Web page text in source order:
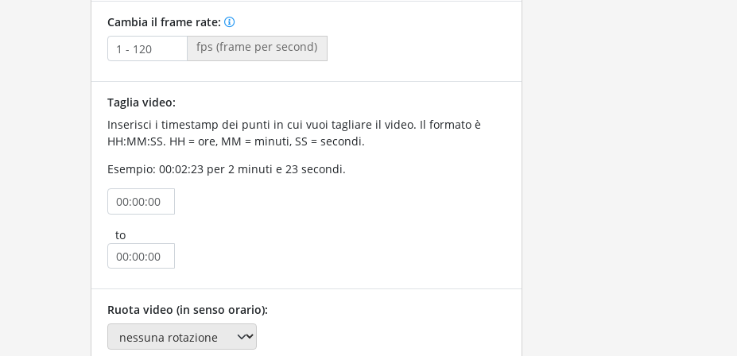
Cambia il frame rate:
fps (frame per second)
Taglia video:
Inserisci i timestamp dei punti in cui vuoi tagliare il video. Il formato è
HH:MM:SS. HH = ore, MM = minuti, SS = secondi.
Esempio: 00:02:23 per 2 minuti e 23 secondi.
to
Ruota video (in senso orario):